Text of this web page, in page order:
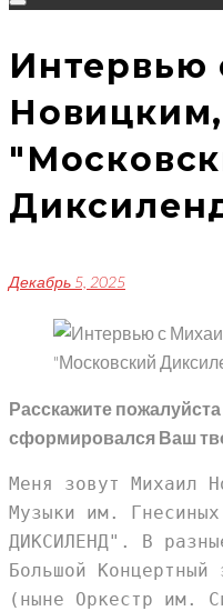
Интервью
Декабрь 5, 2025
Расскажите
сформировался Ваш
Меня зовут Михаил
Музыки им.
ДИКСИЛЕНД". В
Большой
(ныне Оркестр им.